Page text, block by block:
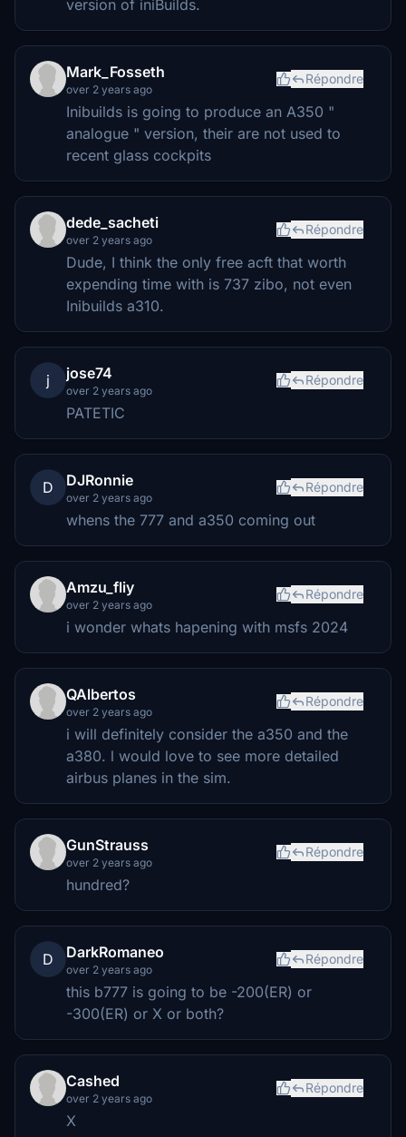
version of iniBuilds.
Mark_Fosseth
over 2 years ago
Répondre
Inibuilds is going to produce an A350 "
analogue " version, their are not used to
recent glass cockpits
dede_sacheti
over 2 years ago
Répondre
Dude, I think the only free acft that worth
expending time with is 737 zibo, not even
Inibuilds a310.
j jose74
over 2 years ago
Répondre
PATETIC
D DJRonnie
over 2 years ago
Répondre
whens the 777 and a350 coming out
Amzu_fliy
over 2 years ago
Répondre
i wonder whats hapening with msfs 2024
QAlbertos
over 2 years ago
Répondre
i will definitely consider the a350 and the
a380. l would love to see more detailed
airbus planes in the sim.
GunStrauss
over 2 years ago
Répondre
hundred?
D DarkRomaneo
over 2 years ago
Répondre
this b777 is going to be -200(ER) or
-300(ER) or X or both?
Cashed
over 2 years ago
Répondre
X